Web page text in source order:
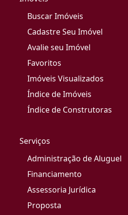
Buscar Imóveis
Cadastre Seu Imóvel
Avalie seu Imóvel
Favoritos
Imóveis Visualizados
Índice de Imóveis
Índice de Construtoras
Serviços
Administração de Aluguel
Financiamento
Assessoria Jurídica
Proposta